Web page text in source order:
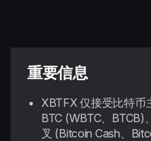
重要信息
XBTFX 仅接受比特币
BTC (WBTC、BTCB)
叉 (Bitcoin Cash、